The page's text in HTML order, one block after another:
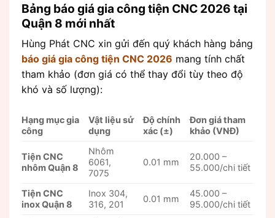
Bảng báo giá gia công tiện CNC 2026 tại
Quận 8 mới nhất
Hùng Phát CNC xin gửi đến quý khách hàng bảng
báo giá gia công tiện CNC 2026 mang tính chất
tham khảo (đơn giá có thể thay đổi tùy theo độ
khó và số lượng):
Hạng mục gia
công
Vật liệu sử
dụng
Độ chính
xác (±)
Đơn giá tham
khảo (VNĐ)
Tiện CNC
nhôm Quận 8
Nhôm
6061,
7075
0.01 mm
20.000 –
55.000/chi tiết
Tiện CNC
inox Quận 8
Inox 304,
316, 201
0.01 mm
45.000 –
95.000/chi tiết